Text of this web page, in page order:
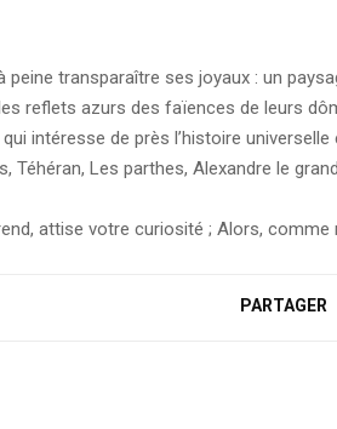
transparaître ses joyaux : un
reflets azurs des faïences de leurs
intéresse de près l’histoire
Téhéran, Les parthes, Alexandre le
attise votre curiosité ; Alors,
PARTAGER